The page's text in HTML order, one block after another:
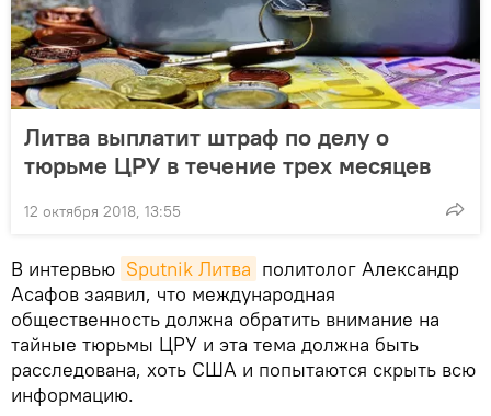
Литва выплатит штраф по делу о
тюрьме ЦРУ в течение трех месяцев
12 октября 2018, 13:55
В интервью Sputnik Литва политолог Александр
Асафов заявил, что международная
общественность должна обратить внимание на
тайные тюрьмы ЦРУ и эта тема должна быть
расследована, хоть США и попытаются скрыть всю
информацию.